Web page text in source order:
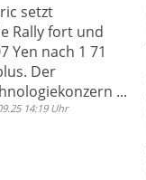
setzt
Rally fort und
Yen nach 1 71
Der
...
14:19 Uhr